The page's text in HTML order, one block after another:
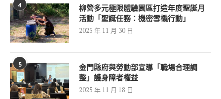
4
柳營多元極限體驗園區打造年度聖誕月
活動「聖誕任務：機密雪橇行動」
2025 年 11 月 30 日
5
金門縣府與勞動部宣導「職場合理調
整」護身障者權益
2025 年 11 月 18 日